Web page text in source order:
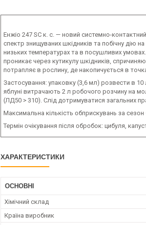
Енжіо 247 SC к. с. — новий системно-
спектр знищуваних шкідників та побічну дію на
низьких температурах та в посушливих
проникає через кутикулу шкідників,
потрапляє в рослину, де накопичується в
Застосування: упаковку (3,6 мл) розвести в
яблуні витрачають 2 л робочого розчину на
(ЛД50 > 310). Слід дотримуватися загальних
Максимальна кількість обприскувань за сезон
Термін очікування після обробок: цибуля,
ХАРАКТЕРИСТИКИ
ОСНОВНІ
Хімічний склад
Країна виробник